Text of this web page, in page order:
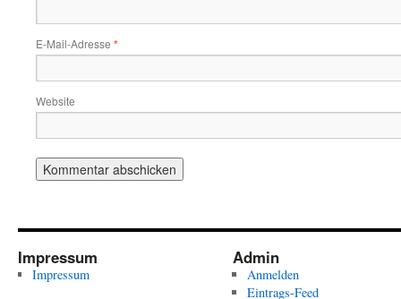
E-Mail-Adresse *
Website
Impressum
Impressum
Admin
Anmelden
Eintrags-Feed